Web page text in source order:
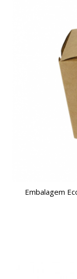
Embalagem